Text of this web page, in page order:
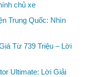
chủ xe
Trung Quốc: Nhìn
Từ 739 Triệu – Lời
Ultimate: Lời Giải